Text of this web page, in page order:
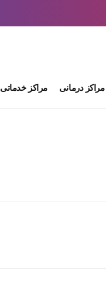
مراکز درمانی مراکز خدماتی